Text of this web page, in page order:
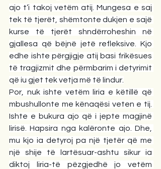
ajo t’i takoj vetëm atij. Mungesa e saj
tek të tjerët, shëmtonte dukjen e sajë
kurse të tjerët shndërroheshin në
gjallesa që bëjnë jetë refleksive. Kjo
edhe ishte përgjigje atij basi frikësues
të tragjizmit dhe përmbarim i detyrimit
që iu gjet tek vetja më të lindur.
Por, nuk ishte vetëm liria e këtillë që
mbushullonte me kënaqësi veten e tij.
Ishte e bukura ajo që i jepte magjinë
lirisë. Hapsira nga kalëronte ajo. Dhe,
mu kjo ia detyroj pa një tjetër që me
një shije të lartësuar-ashtu sikur ia
diktoj liria-të pëzgjedhë jo vetëm